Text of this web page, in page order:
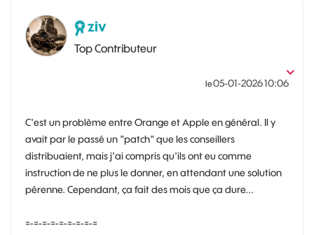
ziv
Top Contributeur
le‎05-01-202610:06
C'est un problème entre Orange et Apple en général. Il y
avait par le passé un "patch" que les conseillers
distribuaient, mais j'ai compris qu'ils ont eu comme
instruction de ne plus le donner, en attendant une solution
pérenne. Cependant, ça fait des mois que ça dure...
=-=-=-=-=-=-=-=-=